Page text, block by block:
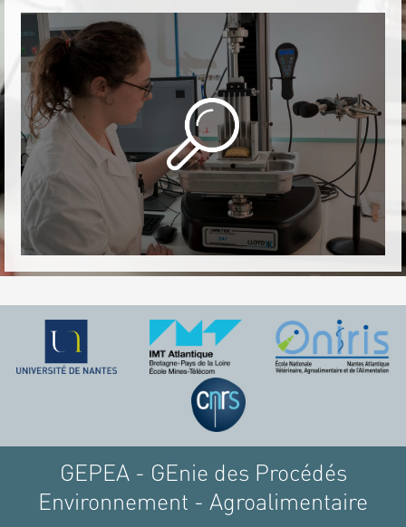
GEPEA - GEnie des Procédés
Environnement - Agroalimentaire